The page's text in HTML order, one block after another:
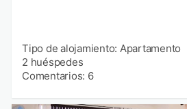
Tipo de alojamiento: Apartamento
2 huéspedes
Comentarios: 6